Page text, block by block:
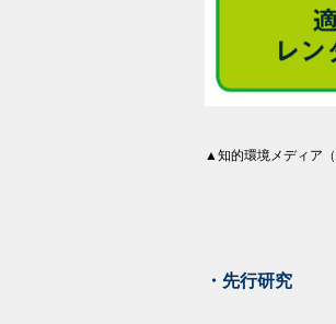
▲知的環境メディア
・先行研究